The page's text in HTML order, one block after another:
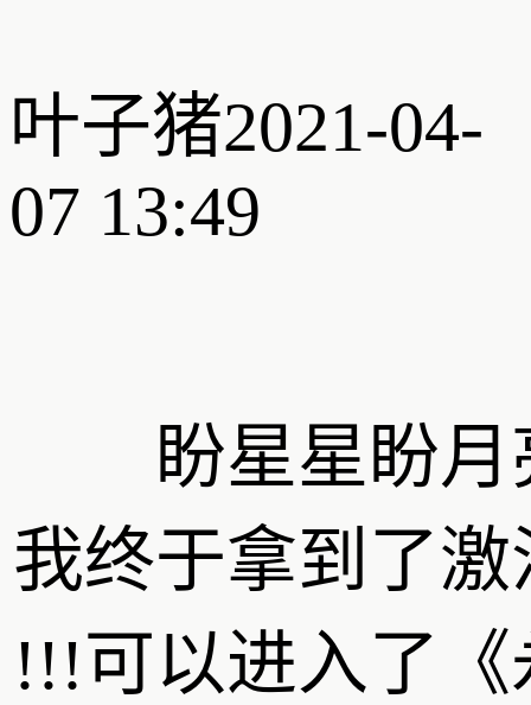
叶子猪2021-04-
07 13:49
盼星星盼月
我终于拿到了激
!!!可以进入了《